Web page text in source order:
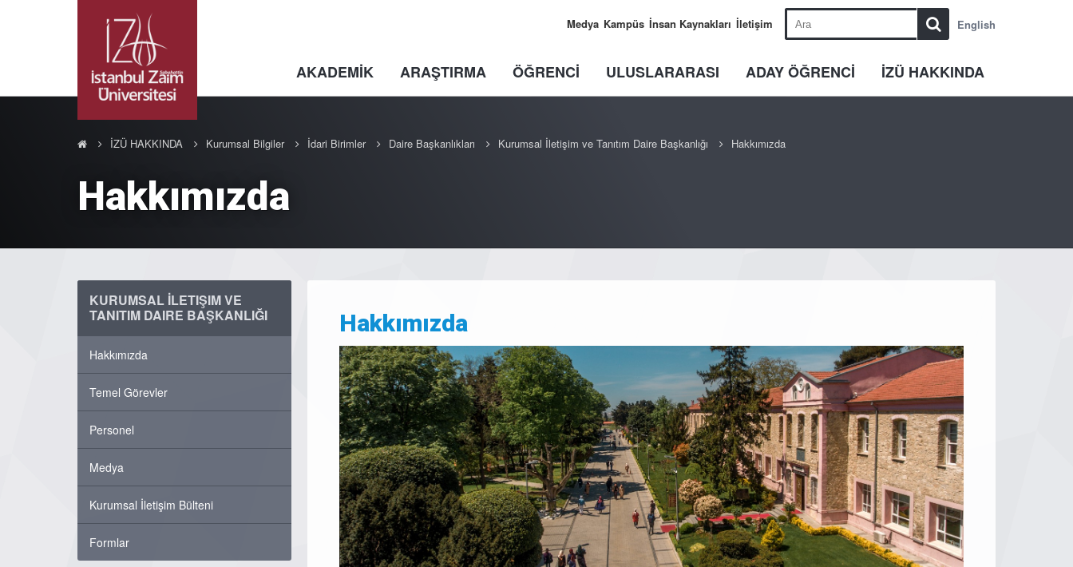
English
Medya Kampüs İnsan Kaynakları İletişim
AKADEMİK ARAŞTIRMA ÖĞRENCİ ULUSLARARASI ADAY ÖĞRENCİ İZÜ HAKKINDA
İZÜ HAKKINDA Kurumsal Bilgiler İdari Birimler Daire Başkanlıkları Kurumsal İletişim ve Tanıtım Daire Başkanlığı Hakkımızda
Hakkımızda
KURUMSAL İLETIŞIM VE
TANITIM DAIRE BAŞKANLIĞI
Hakkımızda
Temel Görevler
Personel
Medya
Kurumsal İletişim Bülteni
Formlar
Hakkımızda